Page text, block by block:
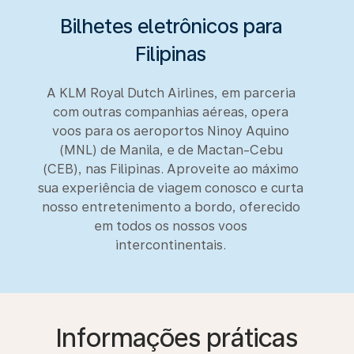
Bilhetes eletrônicos para
Filipinas
A KLM Royal Dutch Airlines, em parceria
com outras companhias aéreas, opera
voos para os aeroportos Ninoy Aquino
(MNL) de Manila, e de Mactan-Cebu
(CEB), nas Filipinas. Aproveite ao máximo
sua experiência de viagem conosco e curta
nosso entretenimento a bordo, oferecido
em todos os nossos voos
intercontinentais.
Informações práticas